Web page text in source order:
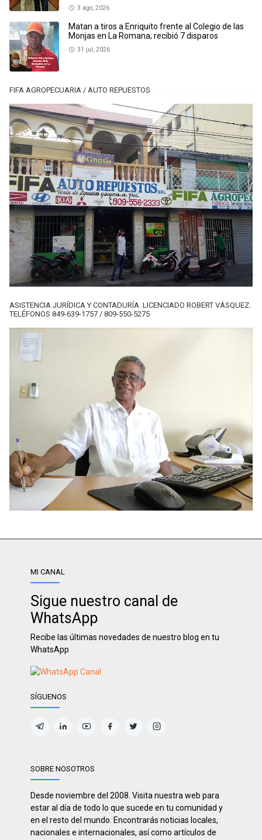
3 ago, 2026
Matan a tiros a Enriquito frente al Colegio de las
Monjas en La Romana; recibió 7 disparos
31 jul, 2026
FIFA AGROPECUARIA / AUTO REPUESTOS
ASISTENCIA JURÍDICA Y CONTADURÍA. LICENCIADO ROBERT VÁSQUEZ.
TELÉFONOS 849-639-1757 / 809-550-5275
MI CANAL
Sigue nuestro canal de
WhatsApp
Recibe las últimas novedades de nuestro blog en tu
WhatsApp
SÍGUENOS
SOBRE NOSOTROS
Desde noviembre del 2008. Visita nuestra web para
estar al día de todo lo que sucede en tu comunidad y
en el resto del mundo. Encontrarás noticias locales,
nacionales e internacionales, así como artículos de